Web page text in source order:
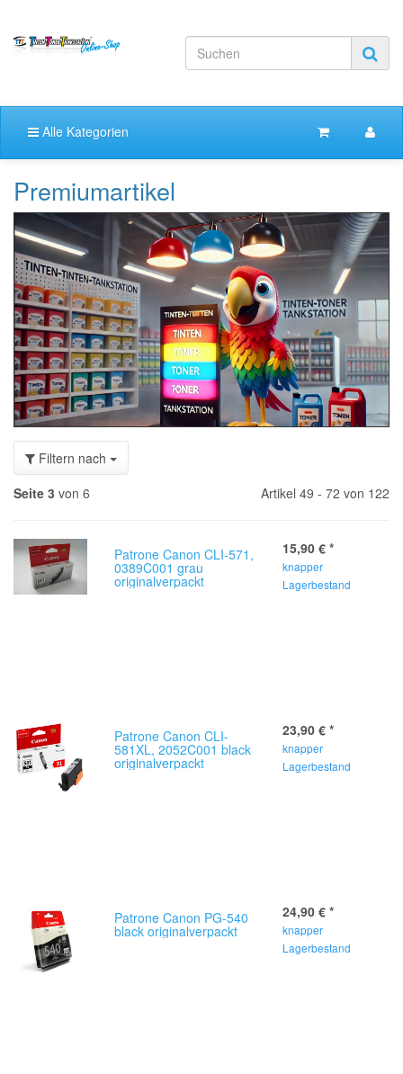
Alle Kategorien
Premiumartikel
Filtern nach
Seite 3 von 6 Artikel 49 - 72 von 122
Patrone Canon CLI-571,
0389C001 grau
originalverpackt
15,90 € *
knapper
Lagerbestand
Patrone Canon CLI-
581XL, 2052C001 black
originalverpackt
23,90 € *
knapper
Lagerbestand
Patrone Canon PG-540
black originalverpackt
24,90 € *
knapper
Lagerbestand